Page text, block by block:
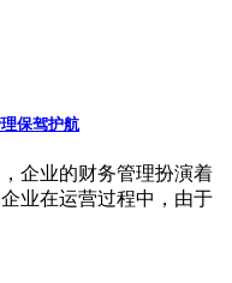
保驾护航
企业的财务管理扮演着
业在运营过程中，由于